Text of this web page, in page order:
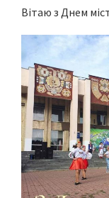
Вітаю з Днем